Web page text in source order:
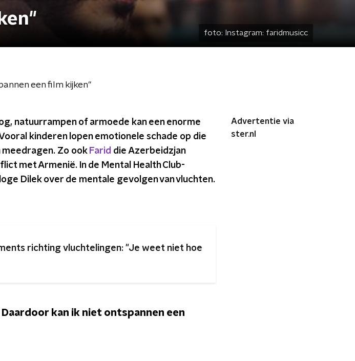
foto: Instagram: faridmusicc
een film kijken"
natuurrampen of armoede kan een enorme
kinderen lopen emotionele schade op die
meedragen. Zo ook Farid die Azerbeidzjan
met Armenië. In de Mental Health Club-
Dilek over de mentale gevolgen van vluchten.
richting vluchtelingen: "Je weet niet hoe
kan ik niet ontspannen een
Advertentie via
ster.nl